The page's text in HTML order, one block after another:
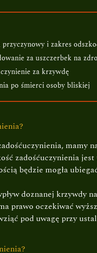
i zakres
za uszczerbek na
za krzywdę
po śmierci osoby bliskiej
mamy
zadośćuczynienia
będzie mogła
doznanej krzywdy
prawo oczekiwać
pod uwagę przy